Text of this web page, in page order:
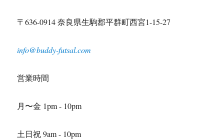
〒636-0914 奈良県生駒郡平群町西宮1-15-27
info@buddy-futsal.com
営業時間
月〜金 1pm - 10pm
土日祝 9am - 10pm